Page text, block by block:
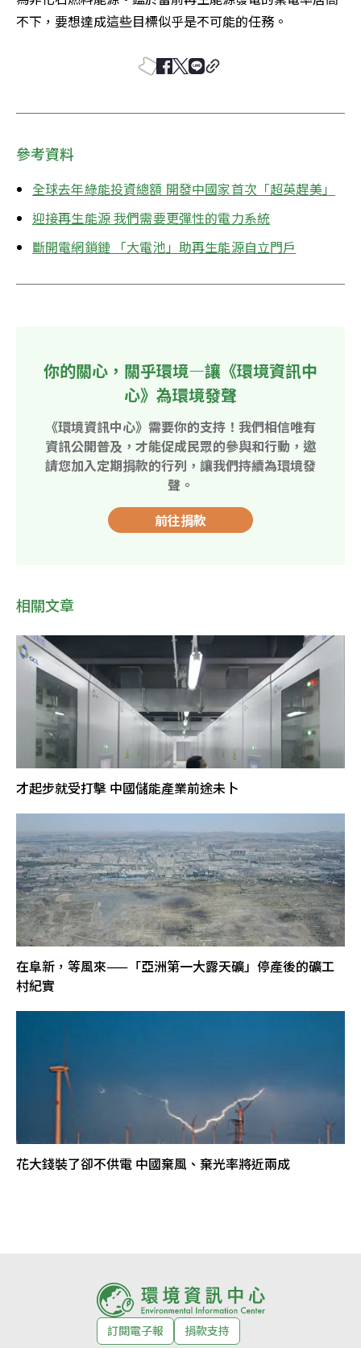
不下，要想達成這些目標似乎是不可能的任務。
參考資料
全球去年綠能投資總額 開發中國家首次「超英趕美」
迎接再生能源 我們需要更彈性的電力系統
斷開電網鎖鏈 「大電池」助再生能源自立門戶
你的關心，關乎環境—讓《環境資訊中
心》為環境發聲
《環境資訊中心》需要你的支持！我們相信唯有
資訊公開普及，才能促成民眾的參與和行動，邀
請您加入定期捐款的行列，讓我們持續為環境發
聲。
前往捐款
相關文章
才起步就受打擊 中國儲能產業前途未卜
在阜新，等風來——「亞洲第一大露天礦」停產後的礦工
村紀實
花大錢裝了卻不供電 中國棄風、棄光率將近兩成
訂閱電子報
捐款支持